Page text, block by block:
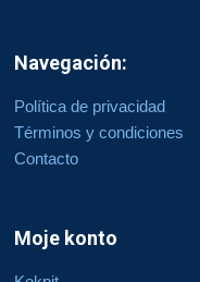
Navegación:
Política de privacidad
Términos y condiciones
Contacto
Moje konto